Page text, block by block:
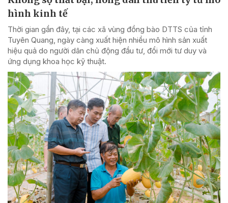
hình kinh tế
Thời gian gần đây, tại các xã vùng đồng bào DTTS của tỉnh
Tuyên Quang, ngày càng xuất hiện nhiều mô hình sản xuất
hiệu quả do người dân chủ động đầu tư, đổi mới tư duy và
ứng dụng khoa học kỹ thuật.